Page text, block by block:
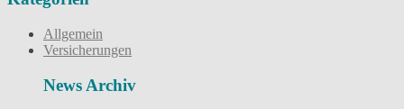
Allgemein
Versicherungen
News Archiv